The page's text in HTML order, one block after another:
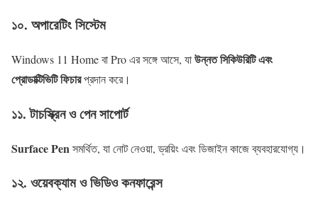
১০. অপারেটিং সিস্টেম
Windows 11 Home বা Pro এর সঙ্গে আসে, যাউন্নত সিকিউরিটি এবং
প্রোডাক্টিভিটি ফিচারপ্রদান করে।
১১. টাচস্ক্রিন ও পেন সাপোর্ট
Surface Penসমর্থিত, যা নোট নেওয়া, ড্রয়িং এবং ডিজাইন কাজে ব্যবহারযোগ্য।
১২. ওয়েবক্যাম ও ভিডিও কনফারেন্স